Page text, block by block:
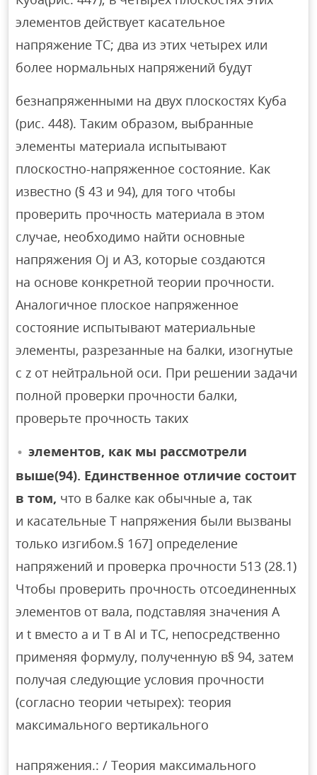
элементов действует касательное
напряжение TC; два из этих четырех или
более нормальных напряжений будут
безнапряженными на двух плоскостях Куба
(рис. 448). Таким образом, выбранные
элементы материала испытывают
плоскостно-напряженное состояние. Как
известно (§ 43 и 94), для того чтобы
проверить прочность материала в этом
случае, необходимо найти основные
напряжения Oj и A3, которые создаются
на основе конкретной теории прочности.
Аналогичное плоское напряженное
состояние испытывают материальные
элементы, разрезанные на балки, изогнутые
с z от нейтральной оси. При решении задачи
полной проверки прочности балки,
проверьте прочность таких
элементов, как мы рассмотрели
выше(94). Единственное отличие состоит
в том, что в балке как обычные а, так
и касательные Т напряжения были вызваны
только изгибом.§ 167] определение
напряжений и проверка прочности 513 (28.1)
Чтобы проверить прочность отсоединенных
элементов от вала, подставляя значения A
и t вместо a и T в AI и TC, непосредственно
применяя формулу, полученную в§ 94, затем
получая следующие условия прочности
(согласно теории четырех): теория
максимального вертикального
напряжения.: / Теория максимального